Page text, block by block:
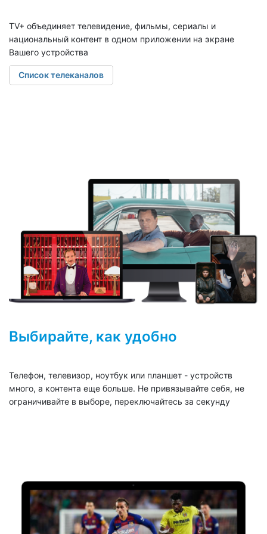
TV+ объединяет телевидение, фильмы, сериалы и
национальный контент в одном приложении на экране
Вашего устройства
Список телеканалов
Выбирайте, как удобно
Телефон, телевизор, ноутбук или планшет - устройств
много, а контента еще больше. Не привязывайте себя, не
ограничивайте в выборе, переключайтесь за секунду